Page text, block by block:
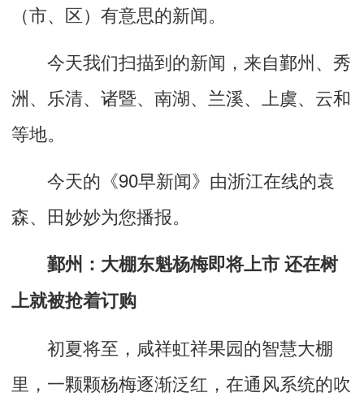
（市、区）有意思的新闻。
今天我们扫描到的新闻，来自鄞州、秀
洲、乐清、诸暨、南湖、兰溪、上虞、云和
等地。
今天的《90早新闻》由浙江在线的袁
森、田妙妙为您播报。
鄞州：大棚东魁杨梅即将上市 还在树
上就被抢着订购
初夏将至，咸祥虹祥果园的智慧大棚
里，一颗颗杨梅逐渐泛红，在通风系统的吹